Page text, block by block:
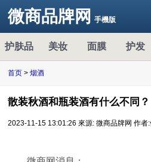
微商品牌网 手機版
护肤品 美妆 面膜 护发
首页 > 烟酒
散装秋酒和瓶装酒有什么不同？
2023-11-15 13:01:26 來源: 微商品牌网 作者: